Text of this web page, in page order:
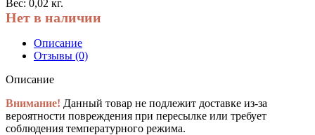
Вес: 0,02 кг.
Нет в наличии
Описание
Отзывы (0)
Описание
Внимание! Данный товар не подлежит доставке из-за
вероятности повреждения при пересылке или требует
соблюдения температурного режима.